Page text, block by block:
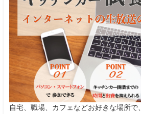
自宅、職場、カフェなどお好きな場所で